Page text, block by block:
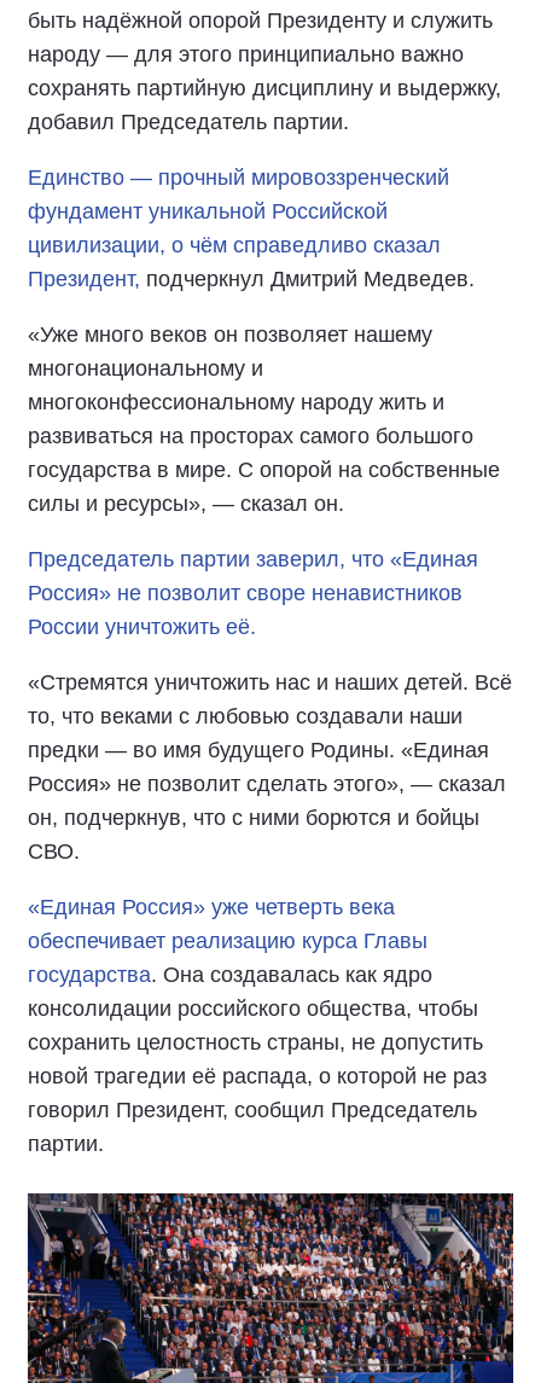
быть надёжной опорой Президенту и служить
народу — для этого принципиально важно
сохранять партийную дисциплину и выдержку,
добавил Председатель партии.
Единство — прочный мировоззренческий
фундамент уникальной Российской
цивилизации, о чём справедливо сказал
Президент, подчеркнул Дмитрий Медведев.
«Уже много веков он позволяет нашему
многонациональному и
многоконфессиональному народу жить и
развиваться на просторах самого большого
государства в мире. С опорой на собственные
силы и ресурсы», — сказал он.
Председатель партии заверил, что «Единая
Россия» не позволит своре ненавистников
России уничтожить её.
«Стремятся уничтожить нас и наших детей. Всё
то, что веками с любовью создавали наши
предки — во имя будущего Родины. «Единая
Россия» не позволит сделать этого», — сказал
он, подчеркнув, что с ними борются и бойцы
СВО.
«Единая Россия» уже четверть века
обеспечивает реализацию курса Главы
государства. Она создавалась как ядро
консолидации российского общества, чтобы
сохранить целостность страны, не допустить
новой трагедии её распада, о которой не раз
говорил Президент, сообщил Председатель
партии.